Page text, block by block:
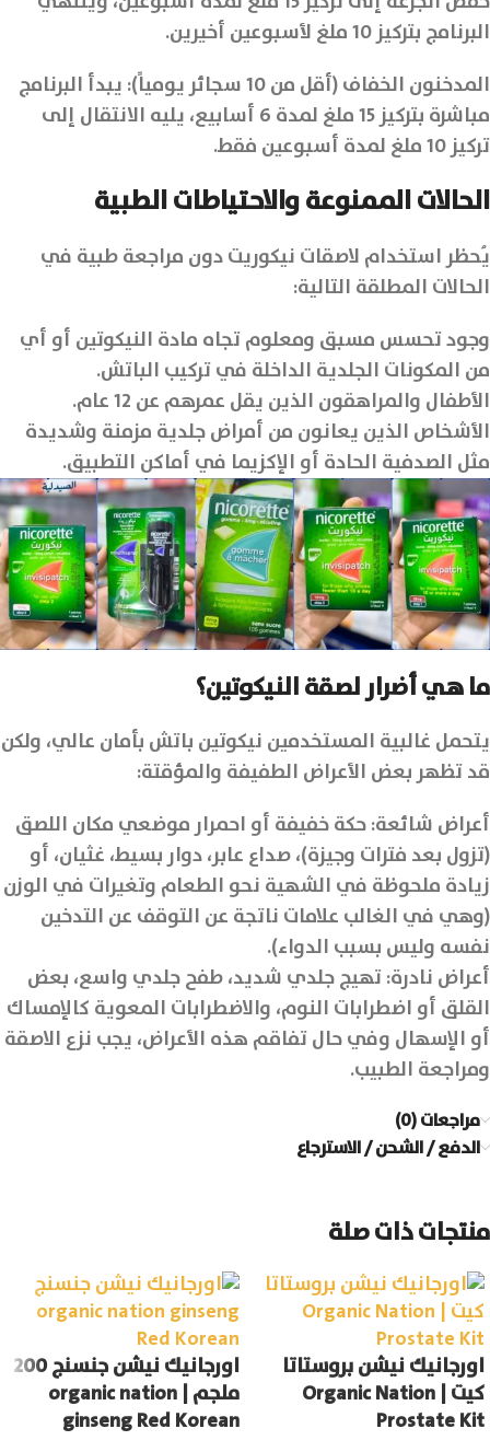
البرنامج بتركيز 10 ملغ لأسبوعين أخيرين.
المدخنون الخفاف (أقل من 10 سجائر يومياً): يبدأ البرنامج
مباشرة بتركيز 15 ملغ لمدة 6 أسابيع، يليه الانتقال إلى
تركيز 10 ملغ لمدة أسبوعين فقط.
الحالات الممنوعة والاحتياطات الطبية
يُحظر استخدام لاصقات نيكوريت دون مراجعة طبية في
الحالات المطلقة التالية:
وجود تحسس مسبق ومعلوم تجاه مادة النيكوتين أو أي
من المكونات الجلدية الداخلة في تركيب الباتش.
الأطفال والمراهقون الذين يقل عمرهم عن 12 عام.
الأشخاص الذين يعانون من أمراض جلدية مزمنة وشديدة
مثل الصدفية الحادة أو الإكزيما في أماكن التطبيق.
ما هي أضرار لصقة النيكوتين؟
يتحمل غالبية المستخدمين نيكوتين باتش بأمان عالي، ولكن
قد تظهر بعض الأعراض الطفيفة والمؤقتة:
أعراض شائعة: حكة خفيفة أو احمرار موضعي مكان اللصق
(تزول بعد فترات وجيزة)، صداع عابر، دوار بسيط، غثيان، أو
زيادة ملحوظة في الشهية نحو الطعام وتغيرات في الوزن
(وهي في الغالب علامات ناتجة عن التوقف عن التدخين
نفسه وليس بسبب الدواء).
أعراض نادرة: تهيج جلدي شديد، طفح جلدي واسع، بعض
القلق أو اضطرابات النوم، والاضطرابات المعوية كالإمساك
أو الإسهال وفي حال تفاقم هذه الأعراض، يجب نزع الاصقة
ومراجعة الطبيب.
مراجعات (0)
الدفع / الشحن / الاسترجاع
منتجات ذات صلة
اورجانيك نيشن بروستاتا
كيت | Organic Nation
Prostate Kit
اورجانيك نيشن جنسنج 200
ملجم | organic nation
ginseng Red Korean